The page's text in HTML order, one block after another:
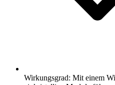
Wirkungsgrad: Mit einem